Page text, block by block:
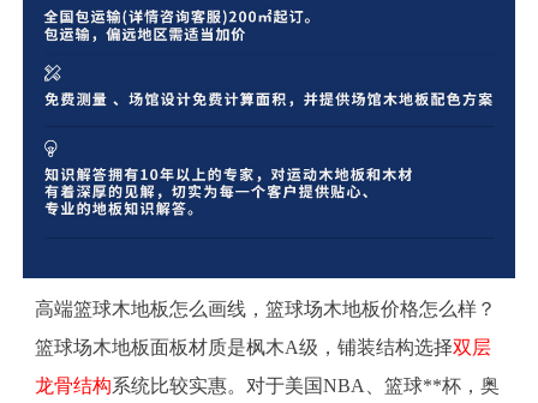
高端篮球木地板怎么画线，篮球场木地板价格怎么样？
篮球场木地板面板材质是枫木A级，铺装结构选择双层
龙骨结构系统比较实惠。对于美国NBA、篮球**杯，奥